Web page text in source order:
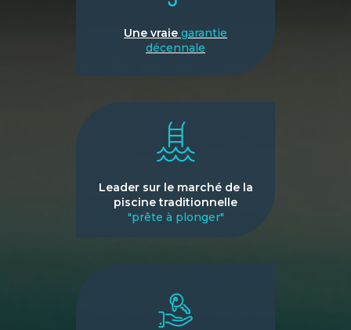
Une vraie garantie
décennale
Leader sur le marché de la
piscine traditionnelle
"prête à plonger"